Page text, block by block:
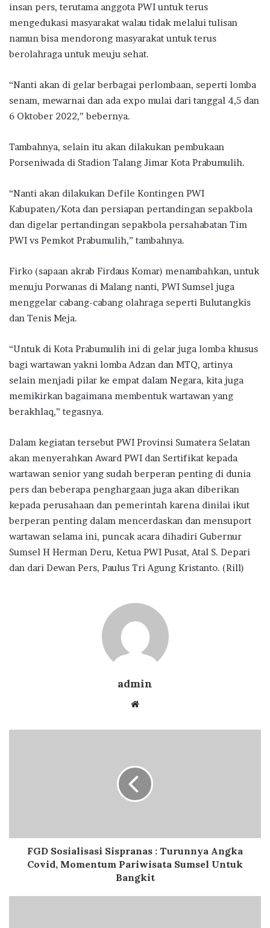
insan pers, terutama anggota PWI untuk terus
mengedukasi masyarakat walau tidak melalui tulisan
namun bisa mendorong masyarakat untuk terus
berolahraga untuk meuju sehat.
“Nanti akan di gelar berbagai perlombaan, seperti lomba
senam, mewarnai dan ada expo mulai dari tanggal 4,5 dan
6 Oktober 2022,” bebernya.
Tambahnya, selain itu akan dilakukan pembukaan
Porseniwada di Stadion Talang Jimar Kota Prabumulih.
“Nanti akan dilakukan Defile Kontingen PWI
Kabupaten/Kota dan persiapan pertandingan sepakbola
dan digelar pertandingan sepakbola persahabatan Tim
PWI vs Pemkot Prabumulih,” tambahnya.
Firko (sapaan akrab Firdaus Komar) menambahkan, untuk
menuju Porwanas di Malang nanti, PWI Sumsel juga
menggelar cabang-cabang olahraga seperti Bulutangkis
dan Tenis Meja.
“Untuk di Kota Prabumulih ini di gelar juga lomba khusus
bagi wartawan yakni lomba Adzan dan MTQ, artinya
selain menjadi pilar ke empat dalam Negara, kita juga
memikirkan bagaimana membentuk wartawan yang
berakhlaq,” tegasnya.
Dalam kegiatan tersebut PWI Provinsi Sumatera Selatan
akan menyerahkan Award PWI dan Sertifikat kepada
wartawan senior yang sudah berperan penting di dunia
pers dan beberapa penghargaan juga akan diberikan
kepada perusahaan dan pemerintah karena dinilai ikut
berperan penting dalam mencerdaskan dan mensuport
wartawan selama ini, puncak acara dihadiri Gubernur
Sumsel H Herman Deru, Ketua PWI Pusat, Atal S. Depari
dan dari Dewan Pers, Paulus Tri Agung Kristanto. (Rill)
admin
Website
FGD Sosialisasi Sispranas : Turunnya Angka
Covid, Momentum Pariwisata Sumsel Untuk
Bangkit